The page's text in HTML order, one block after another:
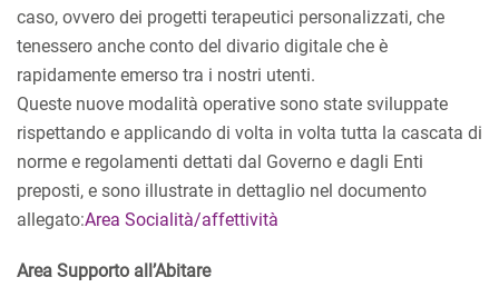
caso, ovvero dei progetti terapeutici personalizzati, che
tenessero anche conto del divario digitale che è
rapidamente emerso tra i nostri utenti.
Queste nuove modalità operative sono state sviluppate
rispettando e applicando di volta in volta tutta la cascata di
norme e regolamenti dettati dal Governo e dagli Enti
preposti, e sono illustrate in dettaglio nel documento
allegato:Area Socialità/affettività
Area Supporto all’Abitare